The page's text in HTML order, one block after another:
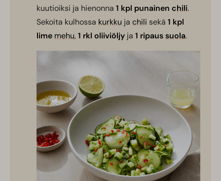
kuutioiksi ja hienonna 1 kpl punainen chili.
Sekoita kulhossa kurkku ja chili sekä 1 kpl
lime mehu,1 rkl oliiviöljy ja 1 ripaussuola.